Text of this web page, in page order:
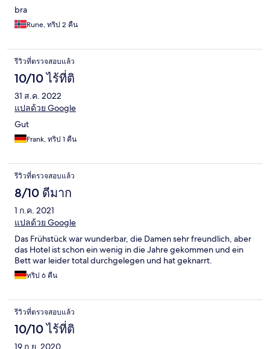
bra
Rune, ทริป 2 คืน
รีวิวที่ตรวจสอบแล้ว
10/10 ไร้ที่ติ
31 ส.ค. 2022
แปลด้วย Google
Gut
Frank, ทริป 1 คืน
รีวิวที่ตรวจสอบแล้ว
8/10 ดีมาก
1 ก.ค. 2021
แปลด้วย Google
Das Frühstück war wunderbar, die Damen sehr freundlich, aber
das Hotel ist schon ein wenig in die Jahre gekommen und ein
Bett war leider total durchgelegen und hat geknarrt.
ทริป 6 คืน
รีวิวที่ตรวจสอบแล้ว
10/10 ไร้ที่ติ
19 ก.ย. 2020